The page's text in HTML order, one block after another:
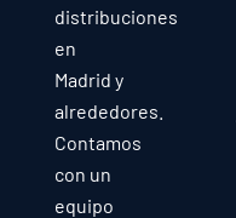
distribuciones
en
Madrid y
alrededores.
Contamos
con un
equipo